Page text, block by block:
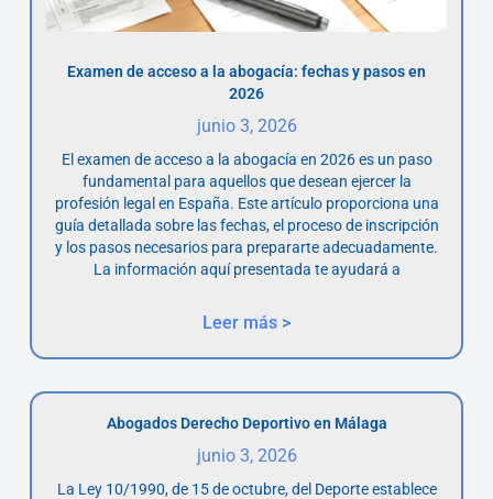
Examen de acceso a la abogacía: fechas y pasos en
2026
junio 3, 2026
El examen de acceso a la abogacía en 2026 es un paso
fundamental para aquellos que desean ejercer la
profesión legal en España. Este artículo proporciona una
guía detallada sobre las fechas, el proceso de inscripción
y los pasos necesarios para prepararte adecuadamente.
La información aquí presentada te ayudará a
Leer más >
Abogados Derecho Deportivo en Málaga
junio 3, 2026
La Ley 10/1990, de 15 de octubre, del Deporte establece